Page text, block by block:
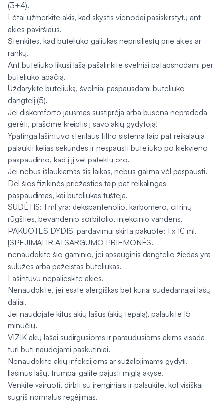
(3+4).
Lėtai užmerkite akis, kad skystis vienodai pasiskirstytų ant
akies paviršiaus.
Stenkitės, kad buteliuko galiukas neprisiliestų prie akies ar
rankų.
Ant buteliuko likusį lašą pašalinkite švelniai patapšnodami per
buteliuko apačią.
Uždarykite buteliuką, švelniai paspausdami buteliuko
dangtelį (5).
Jei diskomforto jausmas sustiprėja arba būsena nepradeda
gerėti, prašome kreiptis į savo akių gydytoją!
Ypatinga lašintuvo sterilaus ﬁltro sistema taip pat reikalauja
palaukti kelias sekundes ir nespausti buteliuko po kiekvieno
paspaudimo, kad į jį vėl patektų oro.
Jei nebus išlaukiamas šis laikas, nebus galima vėl paspausti.
Dėl šios ﬁzikinės priežasties taip pat reikalingas
paspaudimas, kai buteliukas tuštėja.
SUDĖTIS: 1 ml yra: dekspantenolio, karbomero, citrinų
rūgšties, bevandenio sorbitolio, injekcinio vandens.
PAKUOTĖS DYDIS: pardavimui skirta pakuotė: 1 x 10 ml.
ĮSPĖJIMAI IR ATSARGUMO PRIEMONĖS:
nenaudokite šio gaminio, jei apsauginis dangtelio žiedas yra
sulūžęs arba pažeistas buteliukas.
Lašintuvu nepalieskite akies.
Nenaudokite, jei esate alergiškas bet kuriai sudedamajai lašų
daliai.
Jei naudojate kitus akių lašus (akių tepalą), palaukite 15
minučių.
VIZIK akių lašai sudirgusioms ir paraudusioms akims visada
turi būti naudojami paskutiniai.
Nenaudokite akių infekcijoms ar sužalojimams gydyti.
Įlašinus lašų, trumpai galite pajusti miglą akyse.
Venkite vairuoti, dirbti su įrenginiais ir palaukite, kol visiškai
sugrįš normalus regėjimas.